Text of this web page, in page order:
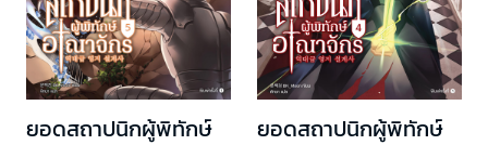
ยอดสถาปนิกผู้พิทักษ์
ยอดสถาปนิกผู้พิทักษ์